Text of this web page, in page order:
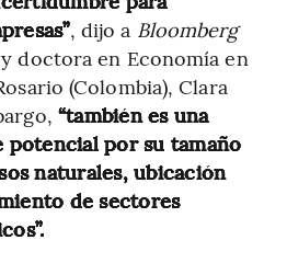
, dijo a Bloomberg
doctora en Economía en
(Colombia), Clara
“también es una
por su tamaño
naturales, ubicación
de sectores